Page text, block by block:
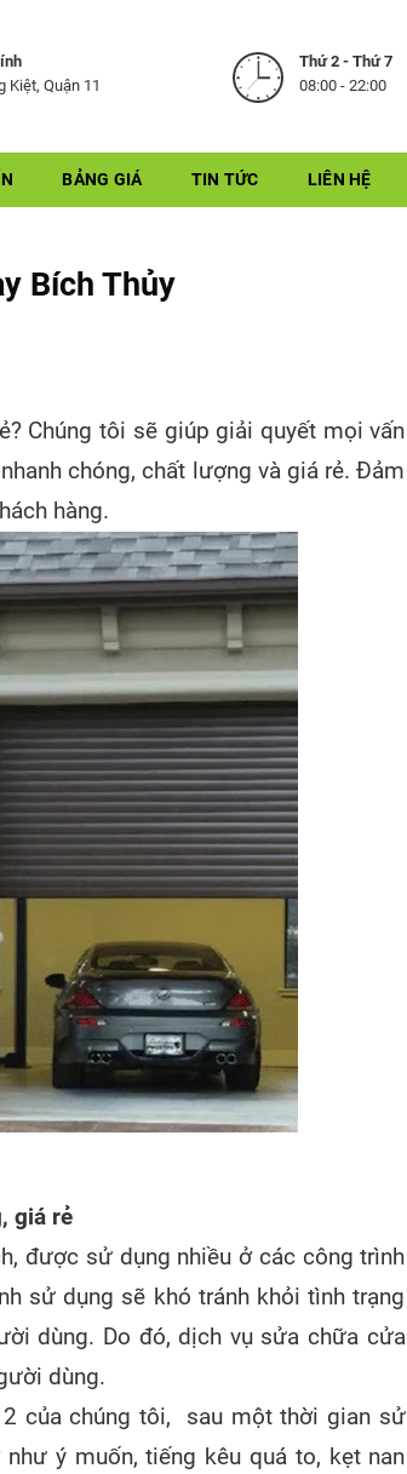
Kiệt, Quận 11
Thứ 2 - Thứ 7
08:00 - 22:00
BẢNG GIÁ TIN TỨC LIÊN HỆ
Bích Thủy
Chúng tôi sẽ giúp giải quyết mọi vấn
chóng, chất lượng và giá rẻ. Đảm
hàng.
giá rẻ
được sử dụng nhiều ở các công trình
sử dụng sẽ khó tránh khỏi tình trạng
dùng. Do đó, dịch vụ sửa chữa cửa
dùng.
của chúng tôi, sau một thời gian sử
ý muốn, tiếng kêu quá to, kẹt nan